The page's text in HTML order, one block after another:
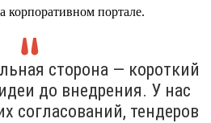
корпоративном портале.
сторона — короткий
до внедрения. У нас
согласований, тендеров